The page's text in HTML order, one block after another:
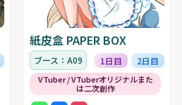
紙皮盒 PAPER BOX
ブース：A09 1日目 2日目
VTuber / VTuberオリジナルまた
は二次創作